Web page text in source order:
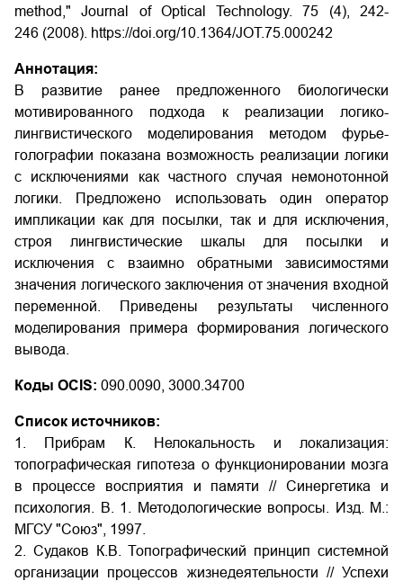
method," Journal of Optical Technology. 75 (4), 242-
246 (2008). https://doi.org/10.1364/JOT.75.000242
Аннотация:
В развитие ранее предложенного биологически
мотивированного подхода к реализации логико-
лингвистического моделирования методом фурье-
голографии показана возможность реализации логики
с исключениями как частного случая немонотонной
логики. Предложено использовать один оператор
импликации как для посылки, так и для исключения,
строя лингвистические шкалы для посылки и
исключения с взаимно обратными зависимостями
значения логического заключения от значения входной
переменной. Приведены результаты численного
моделирования примера формирования логического
вывода.
Коды OCIS: 090.0090, 3000.34700
Список источников:
1. Прибрам К. Нелокальность и локализация:
топографическая гипотеза о функционировании мозга
в процессе восприятия и памяти // Синергетика и
психология. В. 1. Методологические вопросы. Изд. М.:
МГСУ "Союз", 1997.
2. Судаков К.В. Топографический принцип системной
организации процессов жизнедеятельности // Успехи